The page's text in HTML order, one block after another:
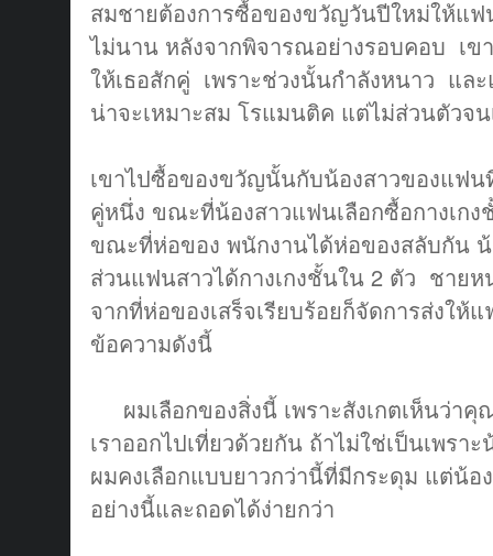
สมชายต้องการซื้อของขวัญวันปีใหม่ให้แฟ
ไม่นาน หลังจากพิจารณอย่างรอบคอบ เข
ให้เธอสักคู่ เพราะช่วงนั้นกำลังหนาว แล
น่าจะเหมาะสม โรแมนติค แต่ไม่ส่วนตัวจ
เขาไปซื้อของขวัญนั้นกับน้องสาวของแฟน
คู่หนึ่ง ขณะที่น้องสาวแฟนเลือกซื้อกางเกง
ขณะที่ห่อของ พนักงานได้ห่อของสลับกัน
ส่วนแฟนสาวได้กางเกงชั้นใน 2 ตัว ชายห
จากที่ห่อของเสร็จเรียบร้อยก็จัดการส่งใ
ข้อความดังนี้
ผมเลือกของสิ่งนี้ เพราะสังเกตเห็นว่า
เราออกไปเที่ยวด้วยกัน ถ้าไม่ใช่เป็นเพร
ผมคงเลือกแบบยาวกว่านี้ที่มีกระดุม แต่น้
อย่างนี้และถอดได้ง่ายกว่า